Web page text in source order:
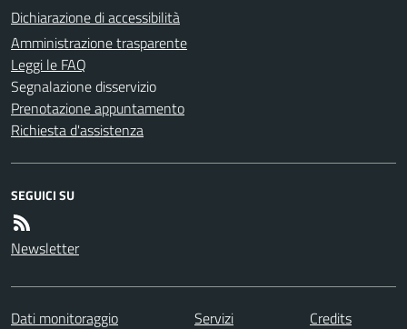
Dichiarazione di accessibilità
Amministrazione trasparente
Leggi le FAQ
Segnalazione disservizio
Prenotazione appuntamento
Richiesta d'assistenza
SEGUICI SU
Newsletter
Dati monitoraggio Servizi
Credits